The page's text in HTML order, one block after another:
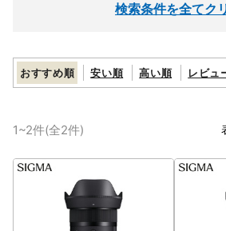
検索条件を全てク
おすすめ順 安い順 高い順 レビュ
1~2件(全2件)